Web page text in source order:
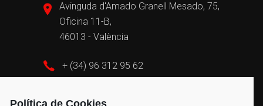
Política de Cookies
Avinguda d'Amado Granell Mesado, 75,
Oficina 11-B,
46013 - València
+ (34) 96 312 95 62